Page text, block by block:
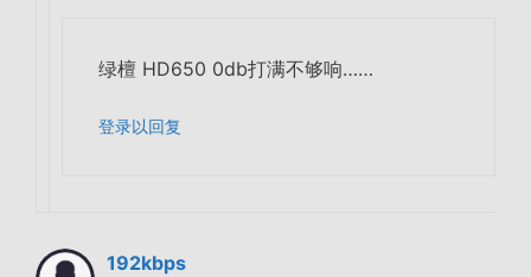
绿檀 HD650 0db打满不够响……
登录以回复
192kbps